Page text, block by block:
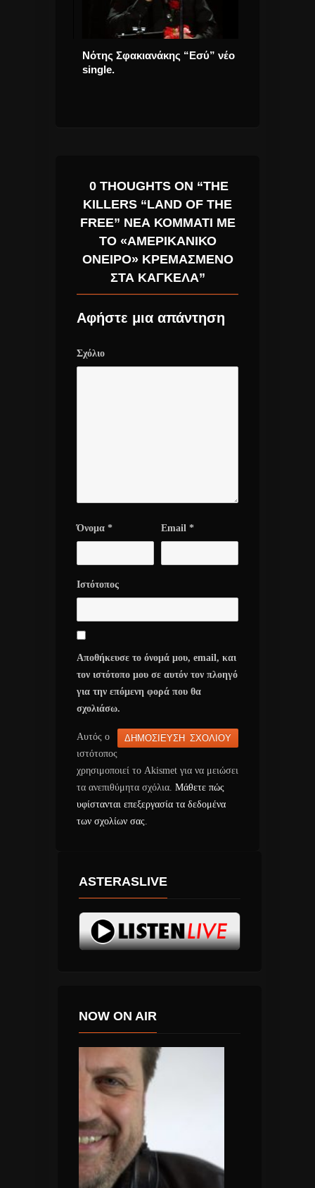
Νότης Σφακιανάκης “Εσύ” νέο
single.
0 THOUGHTS ON “THE
KILLERS “LAND OF THE
FREE” ΝΈΑ ΚΟΜΜΆΤΙ ΜΕ
ΤΟ «ΑΜΕΡΙΚΑΝΙΚΌ
ΌΝΕΙΡΟ» ΚΡΕΜΑΣΜΈΝΟ
ΣΤΑ ΚΆΓΚΕΛΑ”
Αφήστε μια απάντηση
Σχόλιο
Όνομα * Email *
Ιστότοπος
Αποθήκευσε το όνομά μου, email, και
τον ιστότοπο μου σε αυτόν τον πλοηγό
για την επόμενη φορά που θα
σχολιάσω.
Αυτός ο
ιστότοπος
χρησιμοποιεί το Akismet για να μειώσει
τα ανεπιθύμητα σχόλια. Μάθετε πώς
υφίστανται επεξεργασία τα δεδομένα
των σχολίων σας.
ASTERASLIVE
NOW ON AIR